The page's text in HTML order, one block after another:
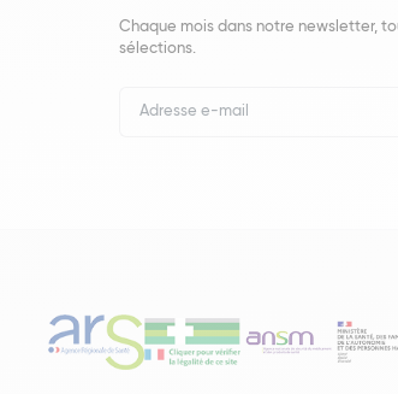
Chaque mois dans notre newsletter,
sélections.
Newsletter